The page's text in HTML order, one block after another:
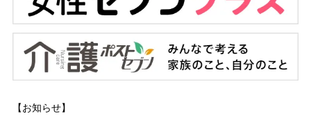
【お知らせ】